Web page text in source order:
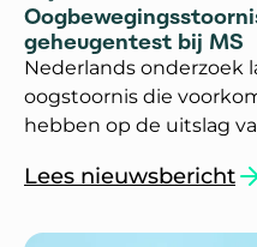
geheugentest bij MS
Nederlands onderzoek
oogstoornis die
hebben op de uitslag
Lees nieuwsbericht